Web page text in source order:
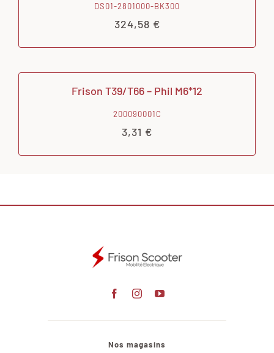
DS01-2801000-BK300
324,58 €
Frison T39/T66 – Phil M6*12
200090001C
3,31 €
Nos magasins